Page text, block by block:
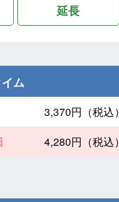
延長
ム
3,370円（税込）
4,280円（税込）